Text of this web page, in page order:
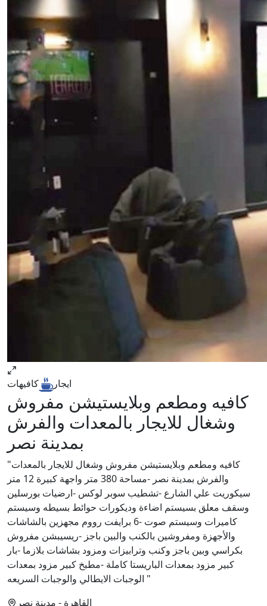
ايجار كافيهات
كافيه ومطعم وبلايستيشن مفروش
وشغال للايجار بالمعدات والفرش
بمدينة نصر
"كافيه ومطعم وبلايستيشن مفروش وشغال للايجار بالمعدات
والفرش بمدينة نصر -مساحة 380 متر واجهة كبيرة 12 متر
سيكوريت علي الشارع -تشطيب سوبر لوكس -ارضيات بورسلين
وسقف معلق بسيستم اضاءة وديكورات حوائط بسيطه وسيستم
كاميرات وسيستم صوت -6 برايفت رووم مجهزين بالشاشات
والأجهزة ومفروشين بالكنب والبين باجز -ريسيبشن مفروش
بكراسي وبين باجز وكنب وترابيزات ومزود بشاشات بلازما -بار
كبير مزود بمعدات الباريستا كاملة -مطبخ كبير مزود بمعدات
الوجبات الايطالي والوجبات السريعه "
القاهرة - مدينة نصر